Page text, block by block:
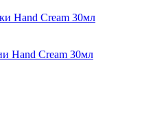
Hand Cream 30мл